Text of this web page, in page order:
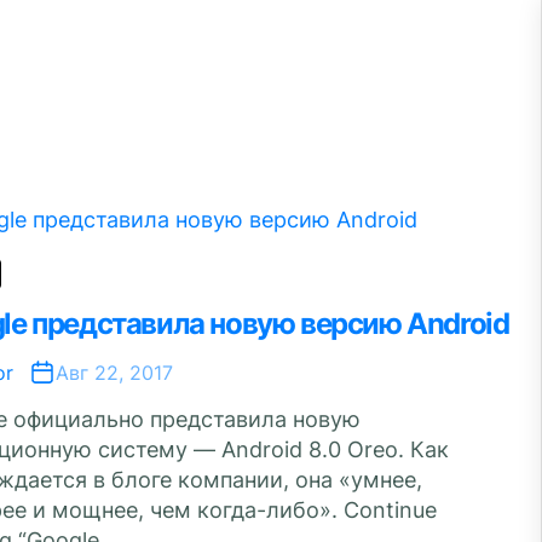
представила новую версию Android
Авг 22, 2017
официально представила новую
систему — Android 8.0 Oreo. Как
в блоге компании, она «умнее,
и мощнее, чем когда-либо». Continue